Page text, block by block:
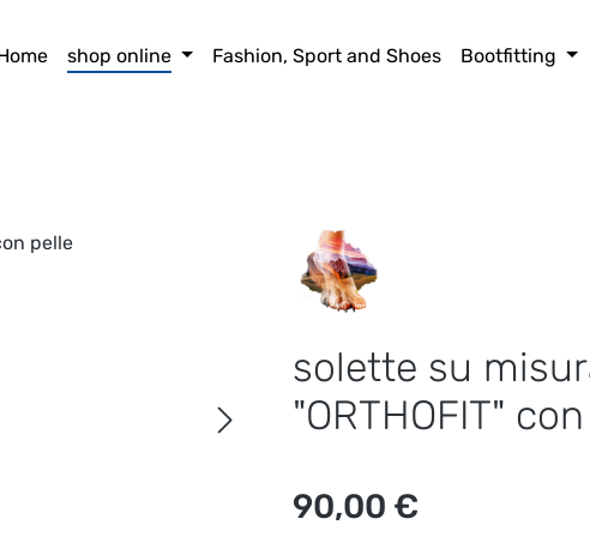
shop online Fashion, Sport and Shoes Bootfitting
solette su
"ORTHOFIT"
Prezzo normale:
90,00 €